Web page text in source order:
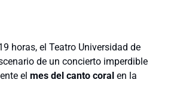
horas, el Teatro Universidad de
de un concierto imperdible
el mes del canto coral en la